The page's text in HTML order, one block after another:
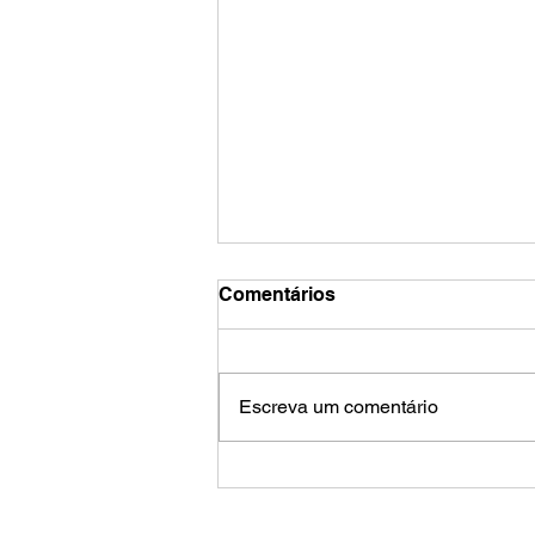
Comentários
Escreva um comentário